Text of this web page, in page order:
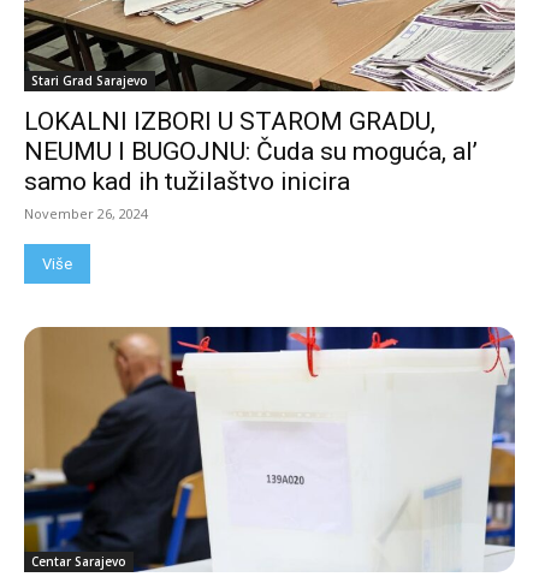
Stari Grad Sarajevo
LOKALNI IZBORI U STAROM GRADU,
NEUMU I BUGOJNU: Čuda su moguća, al’
samo kad ih tužilaštvo inicira
November 26, 2024
Više
Centar Sarajevo